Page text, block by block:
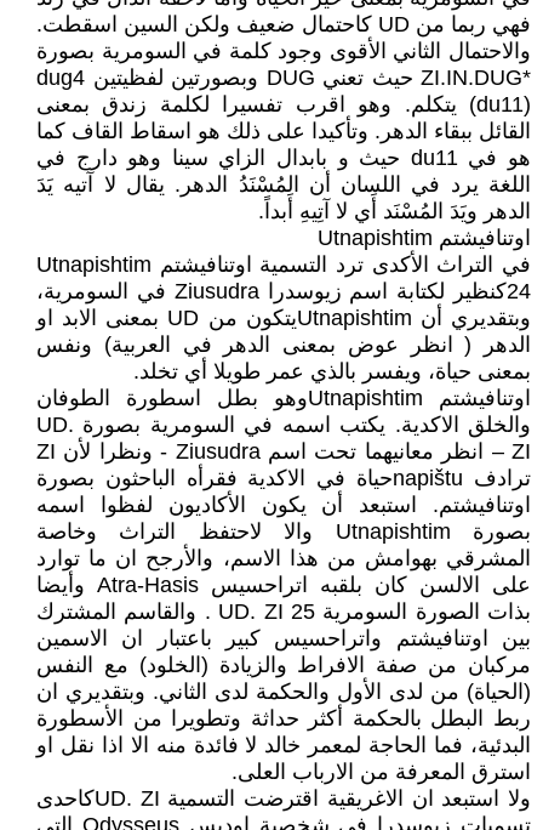
فهي ربما من UD كاحتمال ضعيف ولكن السين اسقطت.
والاحتمال الثاني الأقوى وجود كلمة في السومرية بصورة
*ZI.IN.DUG حيث تعني DUG وبصورتين لفظيتين dug4
(du11) يتكلم. وهو اقرب تفسيرا لكلمة زندق بمعنى
القائل ببقاء الدهر. وتأكيدا على ذلك هو اسقاط القاف كما
هو في du11 حيث و بابدال الزاي سينا وهو دارج في
اللغة يرد في اللسان أن المُسْنَدُ الدهر. يقال لا آتيه يَدَ
الدهر ويَدَ المُسْنَد أَي لا آتِيهِ أَبداً.
اوتنافيشتم Utnapishtim
في التراث الأكدى ترد التسمية اوتنافيشتم Utnapishtim
24كنظير لكتابة اسم زيوسدرا Ziusudra في السومرية،
وبتقديري أن Utnapishtimيتكون من UD بمعنى الابد او
الدهر ( انظر عوض بمعنى الدهر في العربية) ونفس
بمعنى حياة، ويفسر بالذي عمر طويلا أي تخلد.
اوتنافيشتم Utnapishtimوهو بطل اسطورة الطوفان
والخلق الاكدية. يكتب اسمه في السومرية بصورة UD.
ZI – انظر معانيهما تحت اسم Ziusudra - ونظرا لأن ZI
ترادف napištuحياة في الاكدية فقرأه الباحثون بصورة
اوتنافيشتم. استبعد أن يكون الأكاديون لفظوا اسمه
بصورة Utnapishtim والا لاحتفظ التراث وخاصة
المشرقي بهوامش من هذا الاسم، والأرجح ان ما توارد
على الالسن كان بلقبه اتراحسيس Atra-Hasis وأيضا
بذات الصورة السومرية UD. ZI 25 . والقاسم المشترك
بين اوتنافيشتم واتراحسيس كبير باعتبار ان الاسمين
مركبان من صفة الافراط والزيادة (الخلود) مع النفس
(الحياة) من لدى الأول والحكمة لدى الثاني. وبتقديري ان
ربط البطل بالحكمة أكثر حداثة وتطويرا من الأسطورة
البدئية، فما الحاجة لمعمر خالد لا فائدة منه الا اذا نقل او
استرق المعرفة من الارباب العلى.
ولا استبعد ان الاغريقية اقترضت التسمية UD. ZIكاحدى